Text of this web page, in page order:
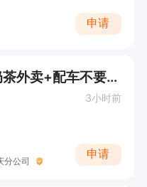
申请
🔥🐻来两个会骑车的送奶茶外卖+配车不要驾照！江津+主城就近安排！
3小时前
分公司
申请